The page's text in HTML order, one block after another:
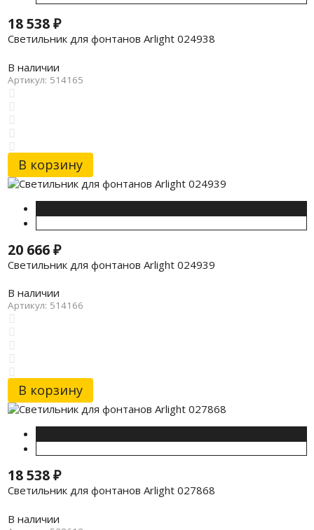
18 538₽
Светильник для фонтанов Arlight 024938
В наличии
Артикул: 514165
В корзину
20 666₽
Светильник для фонтанов Arlight 024939
В наличии
Артикул: 514166
В корзину
18 538₽
Светильник для фонтанов Arlight 027868
В наличии